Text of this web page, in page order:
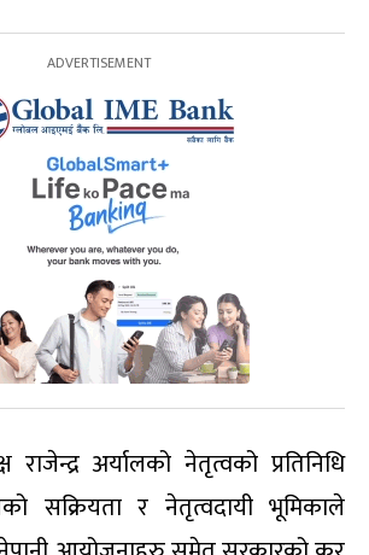
अर्यालको नेतृत्वको प्रतिनिधि
सक्रियता र नेतृत्वदायी भूमिकाले